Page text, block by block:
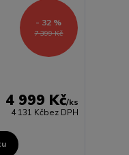
7 399 Kč
- 32 %
4 999 Kč/ks
4 131 Kčbez DPH